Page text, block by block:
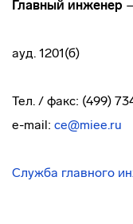
Главный инженер
ауд. 1201(б)
Тел. / факс: (499)
e-mail: ce@miee.ru
Служба главного